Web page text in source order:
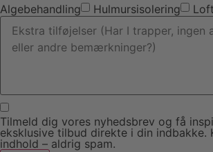
Algebehandling
Hulmursisolering
Tilmeld dig vores nyhedsbrev og få
eksklusive tilbud direkte i din indbakke.
indhold – aldrig spam.